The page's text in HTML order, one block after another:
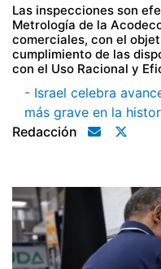
Las inspecciones son
Metrología de la
comerciales, con el
cumplimiento de las
con el Uso Racional y
- Israel celebra
más grave en la
Redacción